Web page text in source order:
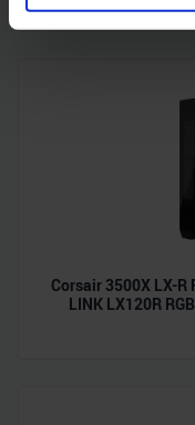
Erfahren Sie mehr
Wir verwenden
personalisieren,
zu können und die
analysieren.
Verwendung unserer
Partner führen
weiteren Daten
Corsair 3500X LX-R
LINK LX120R